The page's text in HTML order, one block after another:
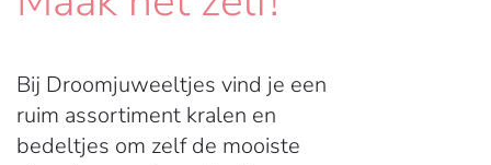
Bij Droomjuweeltjes vind je een
ruim assortiment kralen en
bedeltjes om zelf de mooiste